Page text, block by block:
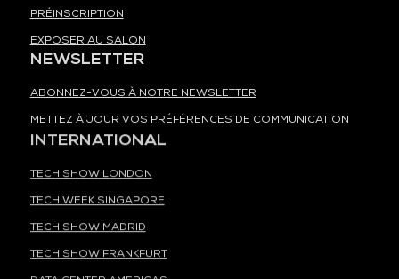
PRÉINSCRIPTION
EXPOSER AU SALON
NEWSLETTER
ABONNEZ-VOUS À NOTRE NEWSLETTER
METTEZ À JOUR VOS PRÉFÉRENCES DE COMMUNICATION
INTERNATIONAL
TECH SHOW LONDON
TECH WEEK SINGAPORE
TECH SHOW MADRID
TECH SHOW FRANKFURT